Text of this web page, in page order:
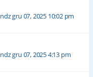
ndz gru 07, 2025 10:02 pm
ndz gru 07, 2025 4:13 pm